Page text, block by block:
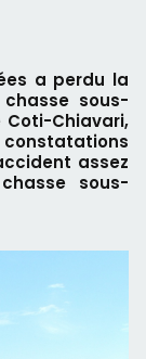
a perdu la
sous-
Chiavari,
assez
sous-